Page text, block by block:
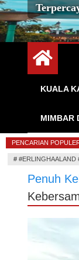
KUALA
MIMBAR
PENCARIAN
# #ERLINGHAALAND
Penuh